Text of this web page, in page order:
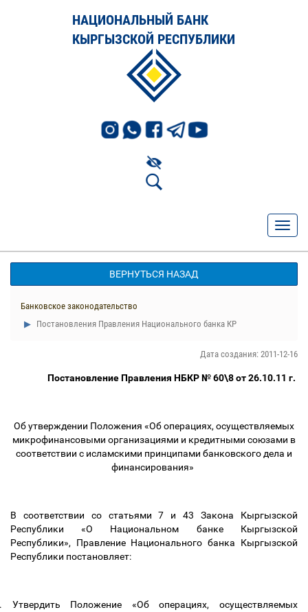
НАЦИОНАЛЬНЫЙ БАНК
КЫРГЫЗСКОЙ РЕСПУБЛИКИ
ВЕРНУТЬСЯ НАЗАД
Банковское законодательство
Постановления Правления Национального банка КР
Дата создания: 2011-12-16
Постановление Правления НБКР № 60\8 от 26.10.11 г.
Об утверждении Положения «Об операциях, осуществляемых
микрофинансовыми организациями и кредитными союзами в
соответствии с исламскими принципами банковского дела и
финансирования»
В соответствии со статьями 7 и 43 Закона Кыргызской
Республики «О Национальном банке Кыргызской
Республики», Правление Национального банка Кыргызской
Республики постановляет:
Утвердить Положение «Об операциях, осуществляемых